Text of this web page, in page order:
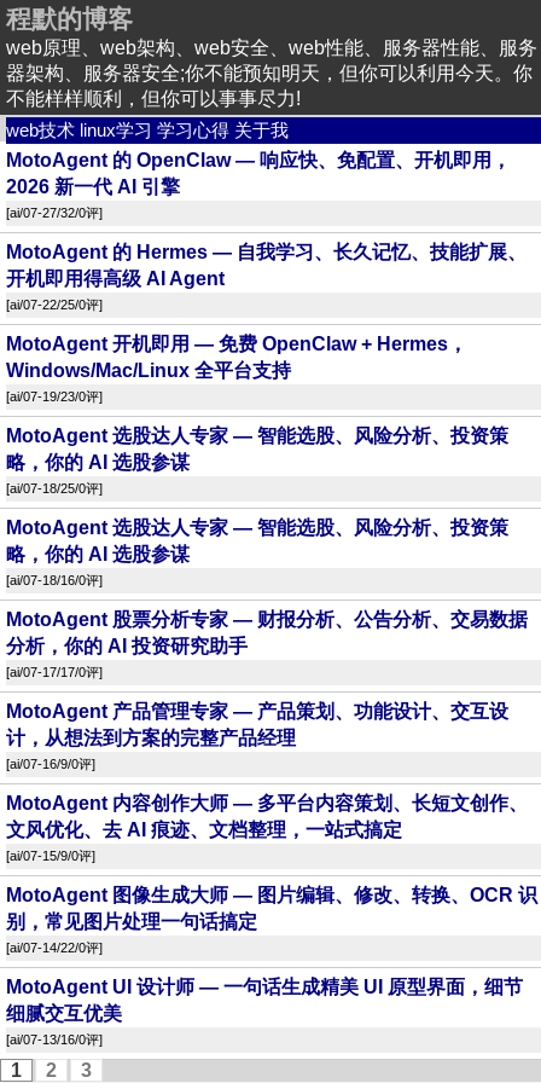
程默的博客
web原理、web架构、web安全、web性能、服务器性能、服务
器架构、服务器安全;你不能预知明天，但你可以利用今天。你
不能样样顺利，但你可以事事尽力!
web技术 linux学习 学习心得 关于我
MotoAgent 的 OpenClaw — 响应快、免配置、开机即用，
2026 新一代 AI 引擎
[ai/07-27/32/0评]
MotoAgent 的 Hermes — 自我学习、长久记忆、技能扩展、
开机即用得高级 AI Agent
[ai/07-22/25/0评]
MotoAgent 开机即用 — 免费 OpenClaw + Hermes，
Windows/Mac/Linux 全平台支持
[ai/07-19/23/0评]
MotoAgent 选股达人专家 — 智能选股、风险分析、投资策
略，你的 AI 选股参谋
[ai/07-18/25/0评]
MotoAgent 选股达人专家 — 智能选股、风险分析、投资策
略，你的 AI 选股参谋
[ai/07-18/16/0评]
MotoAgent 股票分析专家 — 财报分析、公告分析、交易数据
分析，你的 AI 投资研究助手
[ai/07-17/17/0评]
MotoAgent 产品管理专家 — 产品策划、功能设计、交互设
计，从想法到方案的完整产品经理
[ai/07-16/9/0评]
MotoAgent 内容创作大师 — 多平台内容策划、长短文创作、
文风优化、去 AI 痕迹、文档整理，一站式搞定
[ai/07-15/9/0评]
MotoAgent 图像生成大师 — 图片编辑、修改、转换、OCR 识
别，常见图片处理一句话搞定
[ai/07-14/22/0评]
MotoAgent UI 设计师 — 一句话生成精美 UI 原型界面，细节
细腻交互优美
[ai/07-13/16/0评]
1 2 3